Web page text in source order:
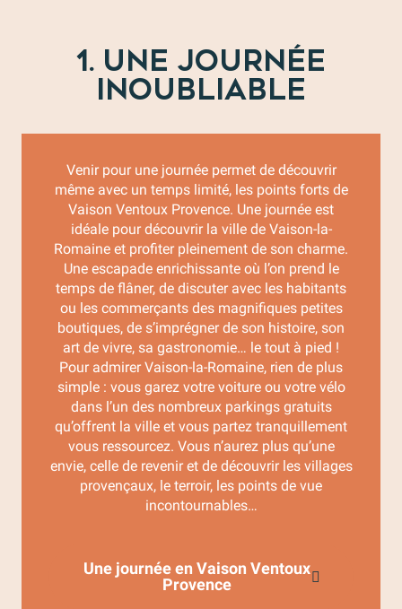
1. UNE JOURNÉE
INOUBLIABLE
Venir pour une journée permet de découvrir
même avec un temps limité, les points forts de
Vaison Ventoux Provence. Une journée est
idéale pour découvrir la ville de Vaison-la-
Romaine et profiter pleinement de son charme.
Une escapade enrichissante où l’on prend le
temps de flâner, de discuter avec les habitants
ou les commerçants des magnifiques petites
boutiques, de s’imprégner de son histoire, son
art de vivre, sa gastronomie… le tout à pied !
Pour admirer Vaison-la-Romaine, rien de plus
simple : vous garez votre voiture ou votre vélo
dans l’un des nombreux parkings gratuits
qu’offrent la ville et vous partez tranquillement
vous ressourcez. Vous n’aurez plus qu’une
envie, celle de revenir et de découvrir les villages
provençaux, le terroir, les points de vue
incontournables…
Une journée en Vaison Ventoux
Provence